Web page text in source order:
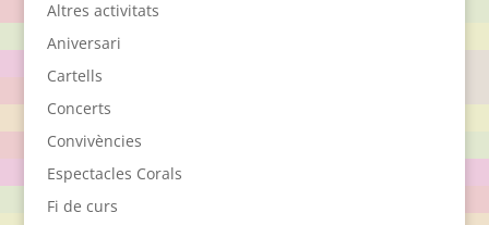
Altres activitats
Aniversari
Cartells
Concerts
Convivències
Espectacles Corals
Fi de curs